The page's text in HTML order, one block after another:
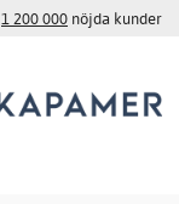
1 200 000 nöjda kunder